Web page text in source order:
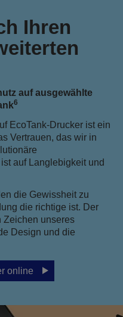
Ihren
auf ausgewählte
6
EcoTank-Drucker ist ein
Vertrauen, das wir in
auf Langlebigkeit und
die Gewissheit zu
die richtige ist. Der
Zeichen unseres
Design und die
online